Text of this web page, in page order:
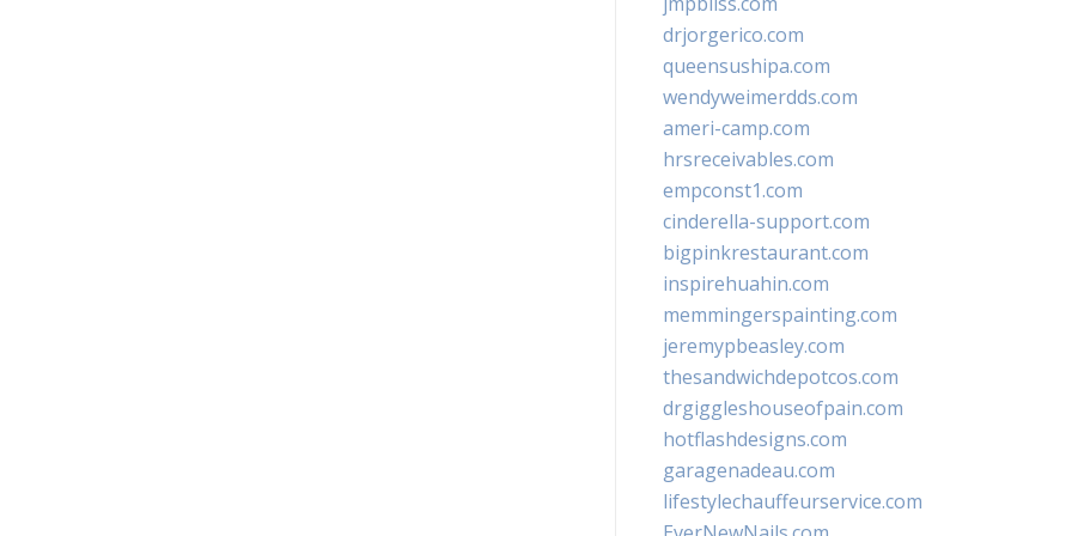
drjorgerico.com
queensushipa.com
wendyweimerdds.com
ameri-camp.com
hrsreceivables.com
empconst1.com
cinderella-support.com
bigpinkrestaurant.com
inspirehuahin.com
memmingerspainting.com
jeremypbeasley.com
thesandwichdepotcos.com
drgiggleshouseofpain.com
hotflashdesigns.com
garagenadeau.com
lifestylechauffeurservice.com